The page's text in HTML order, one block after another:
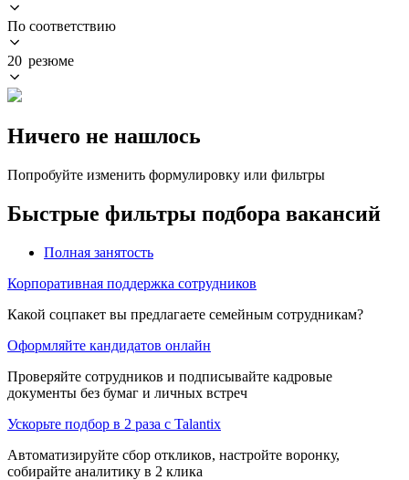
По соответствию
20 резюме
Ничего не нашлось
Попробуйте изменить формулировку или фильтры
Быстрые фильтры подбора вакансий
Полная занятость
Корпоративная поддержка сотрудников
Какой соцпакет вы предлагаете семейным сотрудникам?
Оформляйте кандидатов онлайн
Проверяйте сотрудников и подписывайте кадровые
документы без бумаг и личных встреч
Ускорьте подбор в 2 раза с Talantix
Автоматизируйте сбор откликов, настройте воронку,
собирайте аналитику в 2 клика